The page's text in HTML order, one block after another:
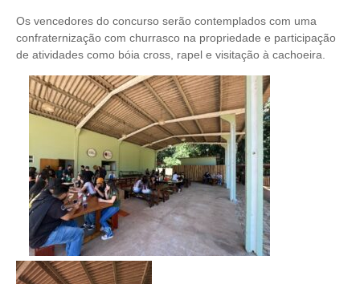
Os vencedores do concurso serão contemplados com uma
confraternização com churrasco na propriedade e participação
de atividades como bóia cross, rapel e visitação à cachoeira.